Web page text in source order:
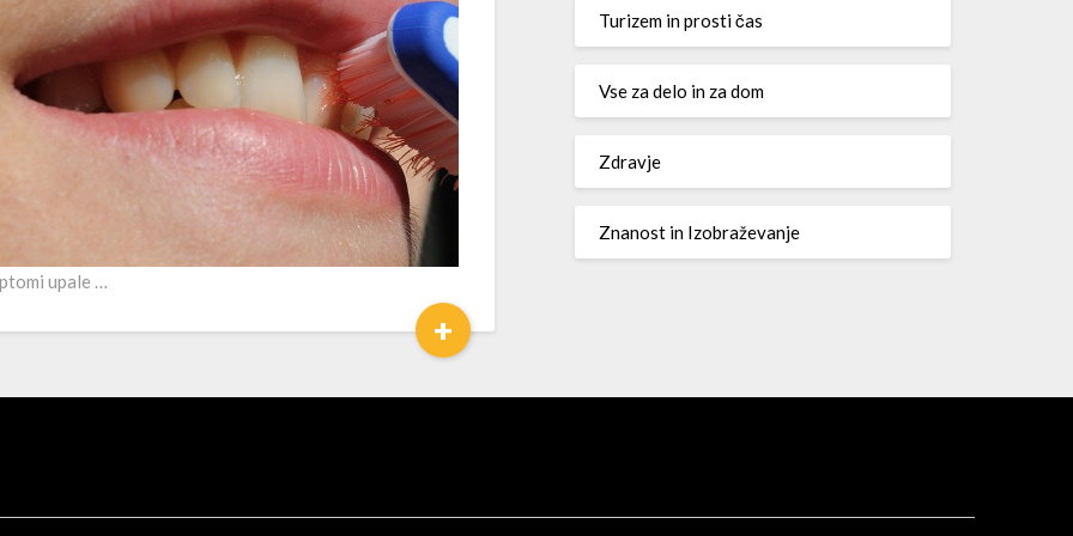
upale …
+
Turizem in prosti čas
Vse za delo in za dom
Zdravje
Znanost in Izobraževanje